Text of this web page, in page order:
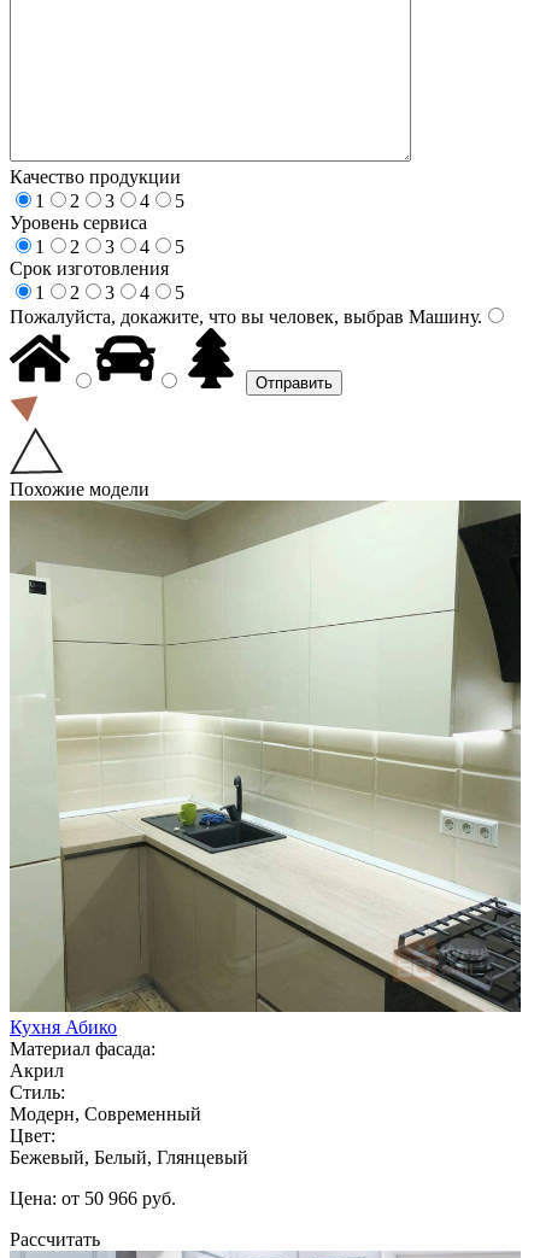
Качество продукции
1
2 3 4
5
Уровень сервиса
1
2 3 4
5
Срок изготовления
1
2 3 4
5
Пожалуйста, докажите, что вы человек, выбрав Машину.
Похожие модели
Кухня Абико
Материал фасада:
Акрил
Стиль:
Модерн, Современный
Цвет:
Бежевый, Белый, Глянцевый
Цена: от 50 966 руб.
Рассчитать